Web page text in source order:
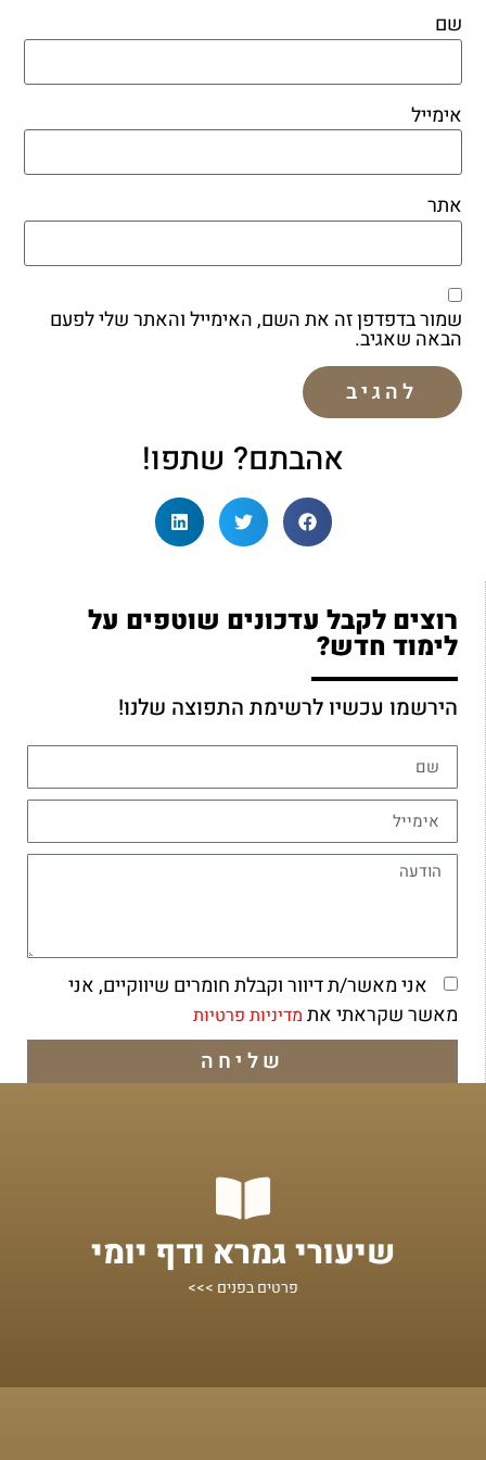
שם
אימייל
אתר
שמור בדפדפן זה את השם, האימייל והאתר שלי לפעם
הבאה שאגיב.
אהבתם? שתפו!
רוצים לקבל עדכונים שוטפים על
לימוד חדש?
הירשמו עכשיו לרשימת התפוצה שלנו!
אני מאשר/ת דיוור וקבלת חומרים שיווקיים, אני
מאשר שקראתי את מדיניות פרטיות
שליחה
שיעורי גמרא ודף יומי
פרטים בפנים >>>
שיעורים על הדף היומי ומסכתות נוספות
מתחילים מכאן!